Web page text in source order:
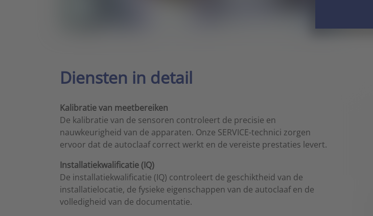
Diensten in detail
Kalibratie van meetbereiken
De kalibratie van de sensoren controleert de precisie en
nauwkeurigheid van de apparaten. Onze SERVICE-technici zorgen
ervoor dat de autoclaaf correct werkt en de vereiste prestaties levert.
Installatiekwalificatie (IQ)
De installatiekwalificatie (IQ) controleert de geschiktheid van de
installatielocatie, de fysieke eigenschappen van de autoclaaf en de
volledigheid van de documentatie.